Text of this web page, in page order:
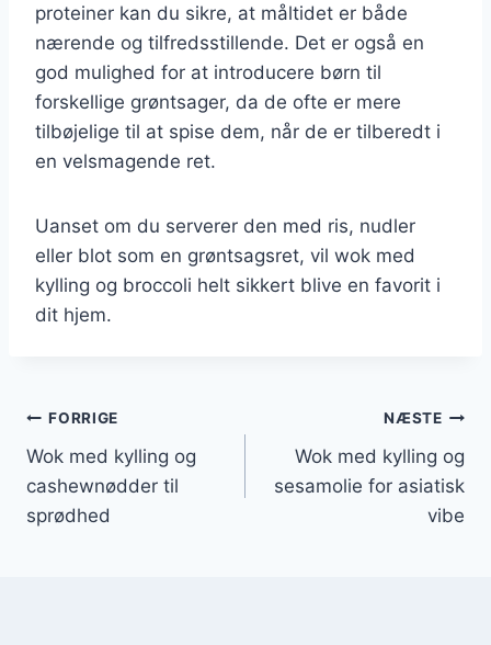
proteiner kan du sikre, at måltidet er både
nærende og tilfredsstillende. Det er også en
god mulighed for at introducere børn til
forskellige grøntsager, da de ofte er mere
tilbøjelige til at spise dem, når de er tilberedt i
en velsmagende ret.
Uanset om du serverer den med ris, nudler
eller blot som en grøntsagsret, vil wok med
kylling og broccoli helt sikkert blive en favorit i
dit hjem.
Indlægsnavigation
FORRIGE
Wok med kylling og
cashewnødder til
sprødhed
NÆSTE
Wok med kylling og
sesamolie for asiatisk
vibe